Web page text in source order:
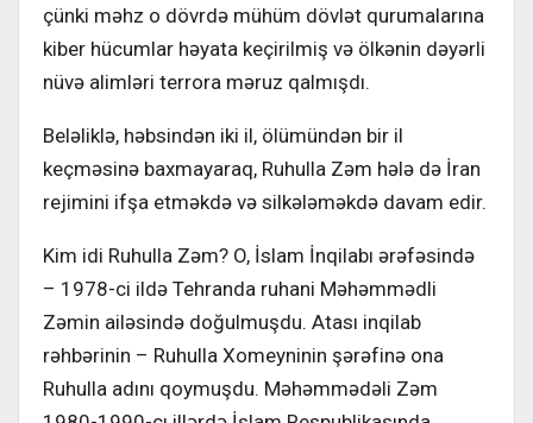
çünki məhz o dövrdə mühüm dövlət qurumalarına
kiber hücumlar həyata keçirilmiş və ölkənin dəyərli
nüvə alimləri terrora məruz qalmışdı.
Beləliklə, həbsindən iki il, ölümündən bir il
keçməsinə baxmayaraq, Ruhulla Zəm hələ də İran
rejimini ifşa etməkdə və silkələməkdə davam edir.
Kim idi Ruhulla Zəm? O, İslam İnqilabı ərəfəsində
– 1978-ci ildə Tehranda ruhani Məhəmmədli
Zəmin ailəsində doğulmuşdu. Atası inqilab
rəhbərinin – Ruhulla Xomeyninin şərəfinə ona
Ruhulla adını qoymuşdu. Məhəmmədəli Zəm